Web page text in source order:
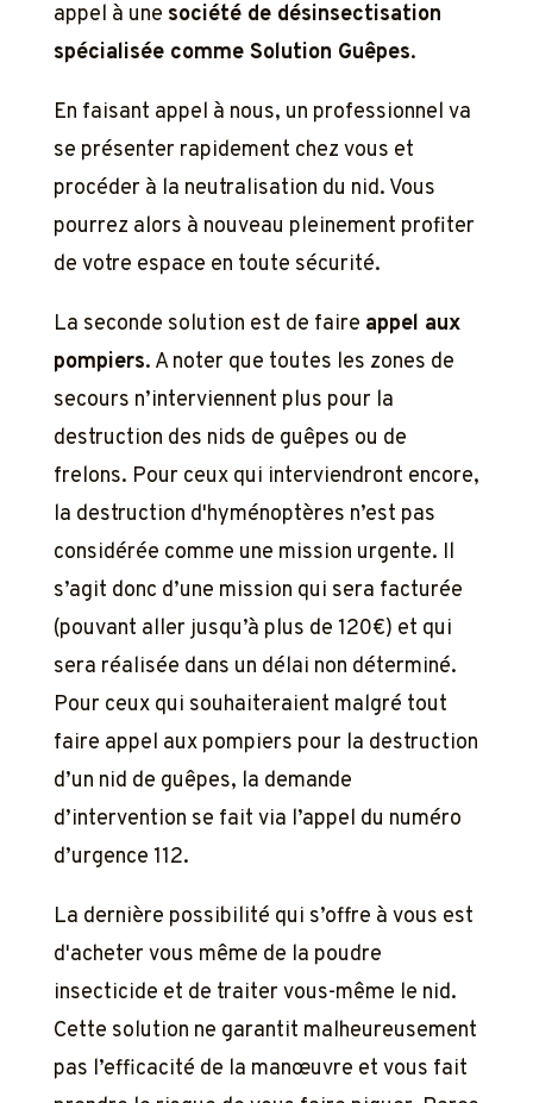
appel à une société de désinsectisation
spécialisée comme Solution Guêpes.
En faisant appel à nous, un professionnel va
se présenter rapidement chez vous et
procéder à la neutralisation du nid. Vous
pourrez alors à nouveau pleinement profiter
de votre espace en toute sécurité.
La seconde solution est de faire appel aux
pompiers. A noter que toutes les zones de
secours n’interviennent plus pour la
destruction des nids de guêpes ou de
frelons. Pour ceux qui interviendront encore,
la destruction d'hyménoptères n’est pas
considérée comme une mission urgente. Il
s’agit donc d’une mission qui sera facturée
(pouvant aller jusqu’à plus de 120€) et qui
sera réalisée dans un délai non déterminé.
Pour ceux qui souhaiteraient malgré tout
faire appel aux pompiers pour la destruction
d’un nid de guêpes, la demande
d’intervention se fait via l’appel du numéro
d’urgence 112.
La dernière possibilité qui s’offre à vous est
d'acheter vous même de la poudre
insecticide et de traiter vous-même le nid.
Cette solution ne garantit malheureusement
pas l’efficacité de la manœuvre et vous fait